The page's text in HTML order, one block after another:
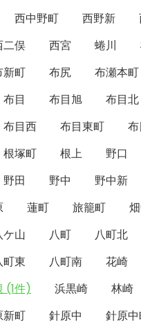
西中野町 西野新
二俣 西宮 蜷川
新町 布尻 布瀬本町
布目 布目旭
布目北
布目西 布目東町
根塚町 根上 野口
野田 野中 野中新
蓮町 旅籠町
ケ山 八町 八町北
町東 八町南 花崎
(1件) 浜黒崎 林崎
新町 針原中 針原